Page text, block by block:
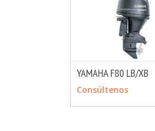
YAMAHA F80 LB/XB
Consúltenos